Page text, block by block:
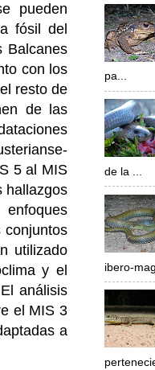
pueden
fósil del
Balcanes
con los
resto de
de las
5 al MIS
hallazgos
conjuntos
utilizado
y el
análisis
el MIS 3
a
pa...
de la ...
ibero-